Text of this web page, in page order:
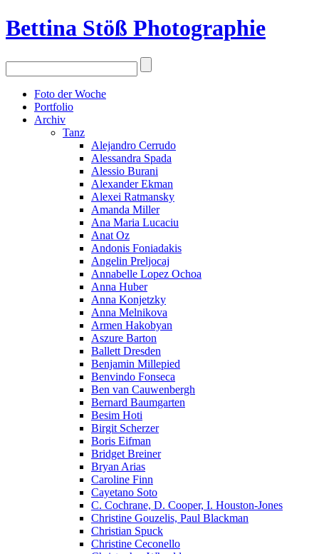
Bettina Stöß Photographie
Foto der Woche
Portfolio
Archiv
Tanz
Alejandro Cerrudo
Alessandra Spada
Alessio Burani
Alexander Ekman
Alexei Ratmansky
Amanda Miller
Ana Maria Lucaciu
Anat Oz
Andonis Foniadakis
Angelin Preljocaj
Annabelle Lopez Ochoa
Anna Huber
Anna Konjetzky
Anna Melnikova
Armen Hakobyan
Aszure Barton
Ballett Dresden
Benjamin Millepied
Benvindo Fonseca
Ben van Cauwenbergh
Bernard Baumgarten
Besim Hoti
Birgit Scherzer
Boris Eifman
Bridget Breiner
Bryan Arias
Caroline Finn
Cayetano Soto
C. Cochrane, D. Cooper, I. Houston-Jones
Christine Gouzelis, Paul Blackman
Christian Spuck
Christine Ceconello